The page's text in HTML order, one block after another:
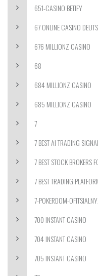
651-CASINO BETIFY
67 ONLINE CASINO
676 MILLIONZ CASINO
68
684 MILLIONZ CASINO
685 MILLIONZ CASINO
7
7 BEST AI TRADING
7 BEST STOCK
7 BEST TRADING
7-POKERDOM-
700 INSTANT CASINO
704 INSTANT CASINO
705 INSTANT CASINO